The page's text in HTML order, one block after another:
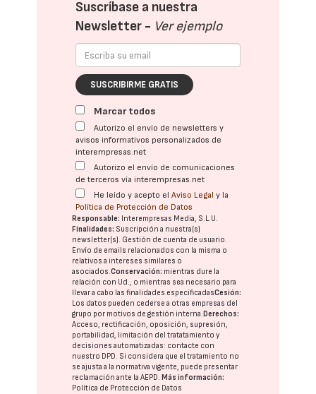
Suscríbase a nuestra
Newsletter - Ver ejemplo
SUSCRIBIRME GRATIS
Marcar todos
Autorizo el envío de newsletters y
avisos informativos personalizados de
interempresas.net
Autorizo el envío de comunicaciones
de terceros vía interempresas.net
He leído y acepto elAviso Legal y la
Política de Protección de Datos
Responsable: Interempresas Media, S.L.U.
Finalidades: Suscripción a nuestra(s)
newsletter(s). Gestión de cuenta de usuario.
Envío de emails relacionados con la misma o
relativos a intereses similares o
asociados.Conservación: mientras dure la
relación con Ud., o mientras sea necesario para
llevar a cabo las finalidades especificadasCesión:
Los datos pueden cederse a otras empresas del
grupo por motivos de gestión interna. Derechos:
Acceso, rectificación, oposición, supresión,
portabilidad, limitación del tratatamiento y
decisiones automatizadas: contacte con
nuestro DPD. Si considera que el tratamiento no
se ajusta a la normativa vigente, puede presentar
reclamación ante laAEPD. Más información:
Política de Protección de Datos